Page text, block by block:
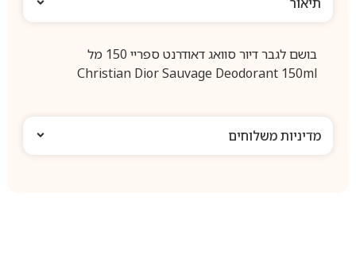
בושם לגבר דיור סוואג דאודרנט ספריי 150 מל
Christian Dior Sauvage Deodorant 150ml
מדיניות משלוחים